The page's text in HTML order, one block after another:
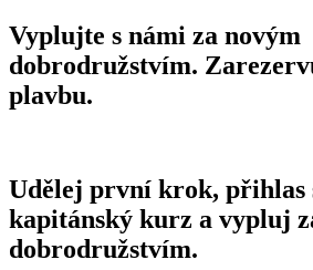
Vyplujte s námi za novým
dobrodružstvím.
plavbu.
Udělej první krok, přihlas
kapitánský kurz a vypluj
dobrodružstvím.